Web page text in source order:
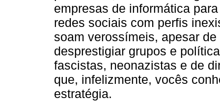
empresas de informática
redes sociais com perfis
soam verossímeis, apesar
desprestigiar grupos e
fascistas, neonazistas e de
que, infelizmente, vocês
estratégia.